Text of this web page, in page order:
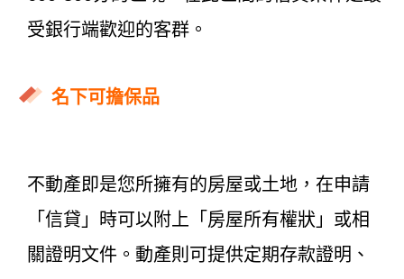
受銀行端歡迎的客群。
名下可擔保品
不動產即是您所擁有的房屋或土地，在申請
「信貸」時可以附上「房屋所有權狀」或相
關證明文件。動產則可提供定期存款證明、